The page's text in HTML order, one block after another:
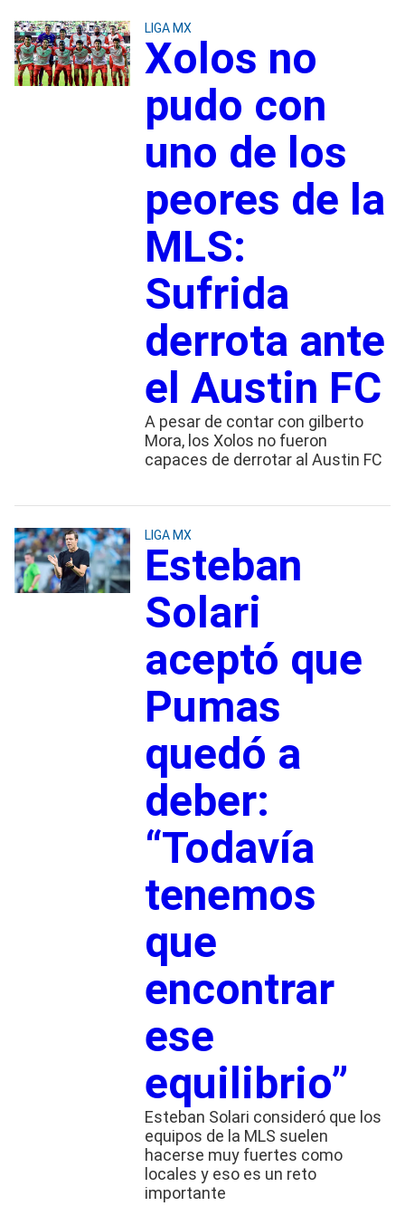
LIGA MX
Xolos no
pudo con
uno de los
peores de la
MLS:
Sufrida
derrota ante
el Austin FC
A pesar de contar con gilberto
Mora, los Xolos no fueron
capaces de derrotar al Austin FC
LIGA MX
Esteban
Solari
aceptó que
Pumas
quedó a
deber:
“Todavía
tenemos
que
encontrar
ese
equilibrio”
Esteban Solari consideró que los
equipos de la MLS suelen
hacerse muy fuertes como
locales y eso es un reto
importante